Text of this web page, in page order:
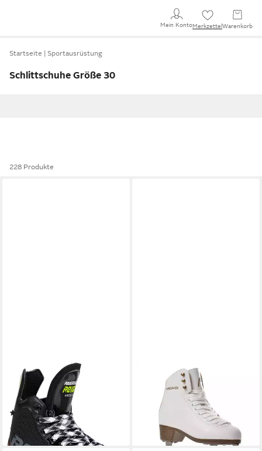
Mein KontoMerkzettel Warenkorb
Startseite Sportausrüstung
Schlittschuhe Größe 30
228 Produkte
REIGN
Schlittschuhe Ares Jr.
adjustable
(2)
ab 61,64 €
in 6-8 Werktagen bei dir
Schlittschuhe Schlittschuhe
HEAD Kunstlauf Donna
90,00 €
in 4-5 Werktagen bei dir